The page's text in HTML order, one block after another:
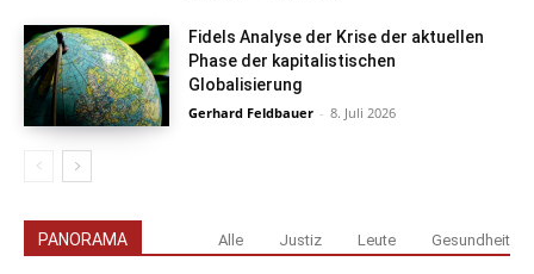
Fidels Analyse der Krise der aktuellen
Phase der kapitalistischen
Globalisierung
Gerhard Feldbauer - 8. Juli 2026
PANORAMA Alle Justiz Leute Gesundheit